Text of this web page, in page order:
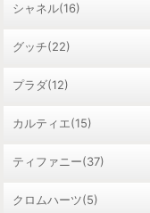
シャネル(16)
グッチ(22)
プラダ(12)
カルティエ(15)
ティファニー(37)
クロムハーツ(5)